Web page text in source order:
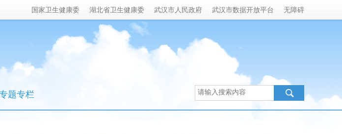
国家卫生健康委 湖北省卫生健康委 武汉市人民政府 武汉市数据开放平台 无障碍
题专栏